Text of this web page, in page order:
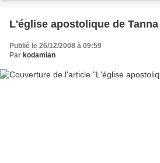
L'église apostolique de Tanna
Publié le 26/12/2008 à 09:59
Par kodamian